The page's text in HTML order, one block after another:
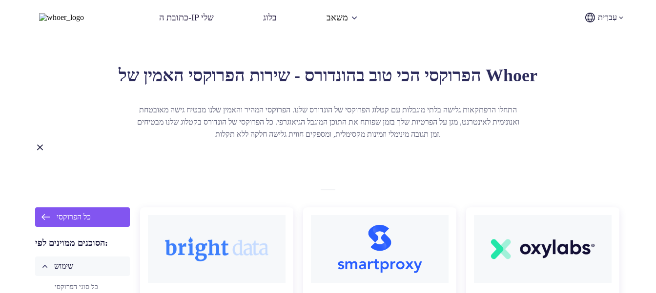
כתובת ה-IP שלי בלוג עִברִית
הפרוקסי הכי טוב בהונדורס - שירות הפרוקסי האמין של Whoer
התחלו הרפתקאות גלישה בלתי מוגבלות עם קטלוג הפרוקסי של הונדורס שלנו. הפרוקסי המהיר והאמין שלנו מבטיח גישה מאובטחת
ואנונימית לאינטרנט, מגן על הפרטיות שלך בזמן שפותח את התוכן המוגבל הגיאוגרפי. כל הפרוקסי של הונדורס בקטלוג שלנו מבטיחים
זמן תגובה מינימלי וזמינות מקסימלית, ומספקים חווית גלישה חלקה ללא תקלות.
כל הפרוקסי
הסוכנים ממוינים לפי:
שימוש
כל סוגי הפרוקסי